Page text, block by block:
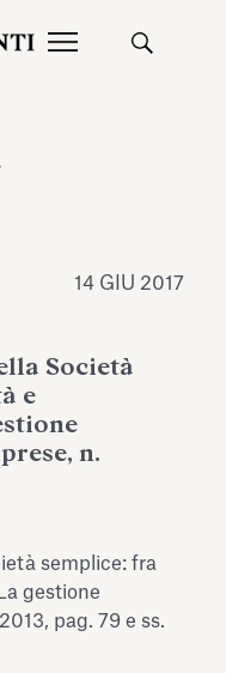
LUG 2026
la
14 GIU 2017
Società
e
n.
semplice: fra
gestione
pag. 79 e ss.